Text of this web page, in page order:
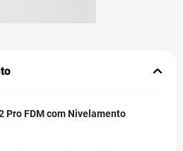
Pro FDM com Nivelamento